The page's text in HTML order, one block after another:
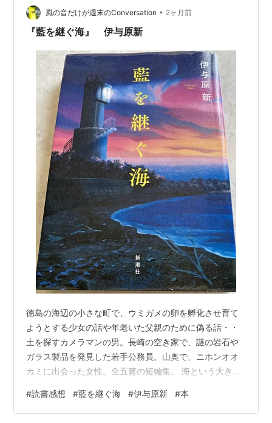
経験を抱える人たちが、もう一度学ぼうとする姿が描か
れています。勉強することは、ただ知識を増や…
風の音だけが週末のConversation • 2ヶ月前
『藍を継ぐ海』 伊与原新
徳島の海辺の小さな町で、ウミガメの卵を孵化させ育て
ようとする少女の話や年老いた父親のために偽る話・・
土を探すカメラマンの男。長崎の空き家で、謎の岩石や
ガラス製品を発見した若手公務員。山奥で、ニホンオオ
カミに出会った女性。全五篇の短編集。 海という大きな
人々の想いや歴史が静かな波のように何度も心に打ち寄
せてくる。ノスタルジーだけではなくそこには科学的な
#読書感想 #藍を継ぐ海 #伊与原新 #本